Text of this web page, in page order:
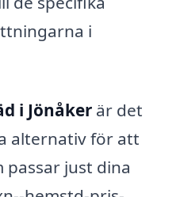
i
i Jönåker är det
alternativ för att
just dina